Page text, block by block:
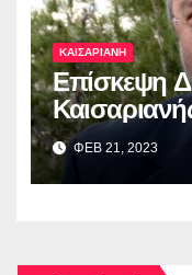
ΚΑΙΣΑΡΙΑΝΗ
Επίσκεψη
“ΜΙΚΡΑ
ΦΕΒ 21, 2023